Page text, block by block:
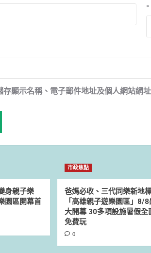
*
存顯示名稱、電子郵件地址及個人網站網
身親子樂
園區開幕首
市政焦點
爸媽必收、三代同樂新地標
「高雄親子遊樂園區」8/8
大開幕 30多項設施暑假全
免費玩
0